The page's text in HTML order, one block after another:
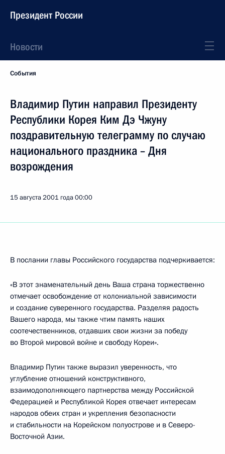
Президент России
Новости
События
Владимир Путин направил Президенту
Республики Корея Ким Дэ Чжуну
поздравительную телеграмму по случаю
национального праздника – Дня
возрождения
15 августа 2001 года00:00
В послании главы Российского государства подчеркивается:
«В этот знаменательный день Ваша страна торжественно
отмечает освобождение от колониальной зависимости
и создание суверенного государства. Разделяя радость
Вашего народа, мы также чтим память наших
соотечественников, отдавших свои жизни за победу
во Второй мировой войне и свободу Кореи».
Владимир Путин также выразил уверенность, что
углубление отношений конструктивного,
взаимодополняющего партнерства между Российской
Федерацией и Республикой Корея отвечает интересам
народов обеих стран и укрепления безопасности
и стабильности на Корейском полуострове и в Северо-
Восточной Азии.